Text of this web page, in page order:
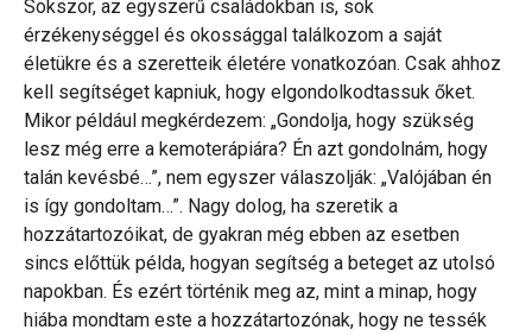
Sokszor, az egyszerű családokban is, sok
érzékenységgel és okossággal találkozom a saját
életükre és a szeretteik életére vonatkozóan. Csak ahhoz
kell segítséget kapniuk, hogy elgondolkodtassuk őket.
Mikor például megkérdezem: „Gondolja, hogy szükség
lesz még erre a kemoterápiára? Én azt gondolnám, hogy
talán kevésbé…”, nem egyszer válaszolják: „Valójában én
is így gondoltam…”. Nagy dolog, ha szeretik a
hozzátartozóikat, de gyakran még ebben az esetben
sincs előttük példa, hogyan segítség a beteget az utolsó
napokban. És ezért történik meg az, mint a minap, hogy
hiába mondtam este a hozzátartozónak, hogy ne tessék